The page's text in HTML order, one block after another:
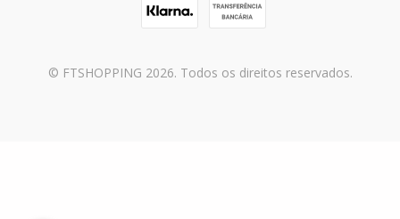
© FTSHOPPING 2026. Todos os direitos reservados.